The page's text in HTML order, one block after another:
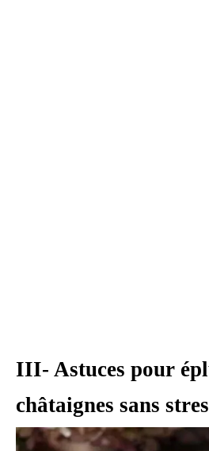
III- Astuces pour
châtaignes sans